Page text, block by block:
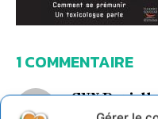
1 COMMENTAIRE
GUY
Sang pour